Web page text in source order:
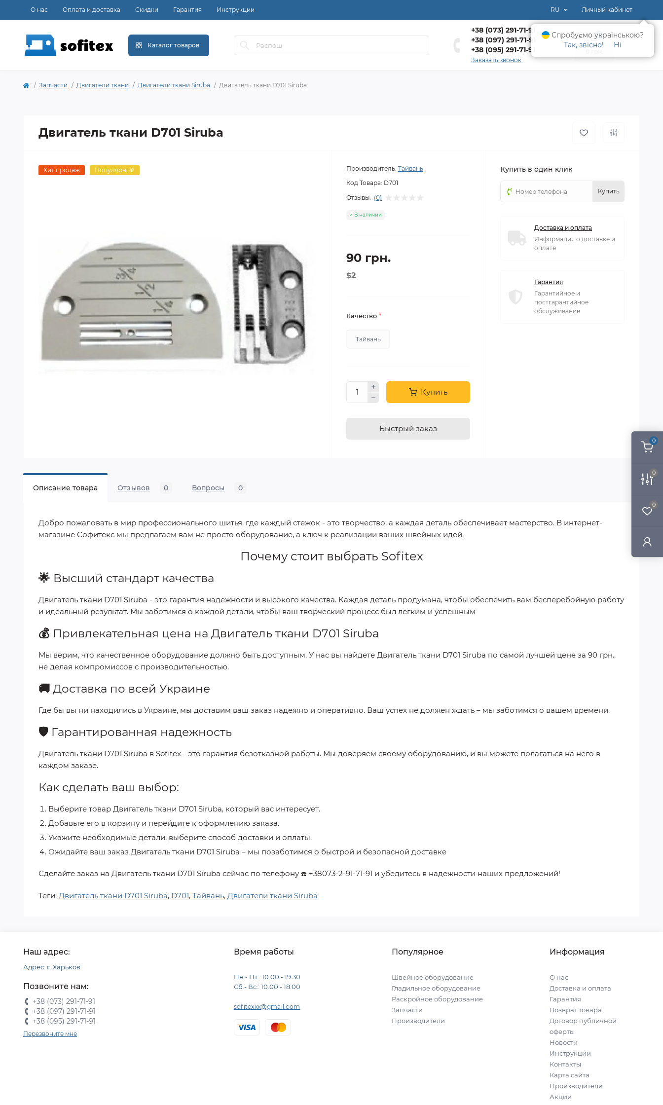
0
0
0
О нас Оплата и доставка Скидки Гарантия Инструкции RU Личный кабинет
Каталог товаров
+38 (073) 291-71-91
+38 (097) 291-71-91
+38 (095) 291-71-91
Заказать звонок
0
Запчасти Двигатели ткани Двигатели ткани Siruba Двигатель ткани D701 Siruba
Двигатель ткани D701 Siruba
Хит продаж Популярный Производитель: Тайвань
Код Товара: D701
Отзывы: (0)
В наличии
90 грн.
$2
Качество *
Тайвань
Купить
Быстрый заказ
Купить в один клик
Купить
Доставка и оплата
Информация о доставке и
оплате
Гарантия
Гарантийное и
постгарантийное
обслуживание
Описание товара Отзывов 0 Вопросы 0
Добро пожаловать в мир профессионального шитья, где каждый стежок - это творчество, а каждая деталь обеспечивает мастерство. В интернет-
магазине Софитекс мы предлагаем вам не просто оборудование, а ключ к реализации ваших швейных идей.
Почему стоит выбрать Sofitex
🌟 Высший стандарт качества
Двигатель ткани D701 Siruba - это гарантия надежности и высокого качества. Каждая деталь продумана, чтобы обеспечить вам бесперебойную работу
и идеальный результат. Мы заботимся о каждой детали, чтобы ваш творческий процесс был легким и успешным
💰 Привлекательная цена на Двигатель ткани D701 Siruba
Мы верим, что качественное оборудование должно быть доступным. У нас вы найдете Двигатель ткани D701 Siruba по самой лучшей цене за 90 грн.,
не делая компромиссов с производительностью.
🚚 Доставка по всей Украине
Где бы вы ни находились в Украине, мы доставим ваш заказ надежно и оперативно. Ваш успех не должен ждать – мы заботимся о вашем времени.
🛡️ Гарантированная надежность
Двигатель ткани D701 Siruba в Sofitex - это гарантия безотказной работы. Мы доверяем своему оборудованию, и вы можете полагаться на него в
каждом заказе.
Как сделать ваш выбор:
Выберите товар Двигатель ткани D701 Siruba, который вас интересует.
Добавьте его в корзину и перейдите к оформлению заказа.
Укажите необходимые детали, выберите способ доставки и оплаты.
Ожидайте ваш заказ Двигатель ткани D701 Siruba – мы позаботимся о быстрой и безопасной доставке
Сделайте заказ на Двигатель ткани D701 Siruba сейчас по телефону ☎️ +38073-2-91-71-91 и убедитесь в надежности наших предложений!
Теги: Двигатель ткани D701 Siruba, D701, Тайвань, Двигатели ткани Siruba
Наш адрес:
Адрес: г. Харьков
Позвоните нам:
+38 (073) 291-71-91
+38 (097) 291-71-91
+38 (095) 291-71-91
Перезвоните мне
Время работы
Пн.- Пт.: 10.00 - 19.30
Сб.- Вс.: 10.00 - 18.00
sofitexxx@gmail.com
Популярное
Швейное оборудование
Гладильное оборудование
Раскройное оборудование
Запчасти
Производители
Информация
О нас
Доставка и оплата
Гарантия
Возврат товара
Договор публичной
оферты
Новости
Инструкции
Контакты
Карта сайта
Производители
Акции
Спробуємо українською?
Так, звісно!
Ні